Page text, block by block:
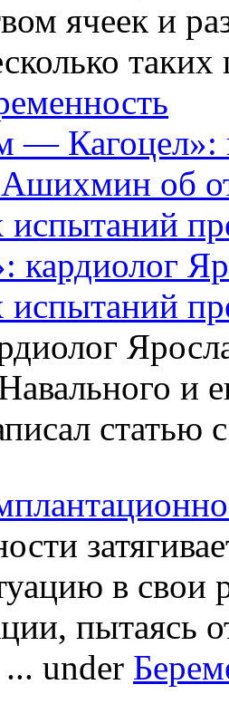
ячеек и
кардиолог
и
статью
в свои
пытаясь
under